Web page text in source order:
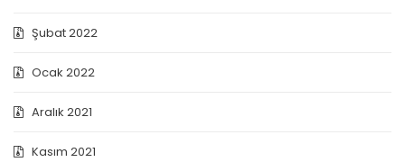
Şubat 2022
Ocak 2022
Aralık 2021
Kasım 2021